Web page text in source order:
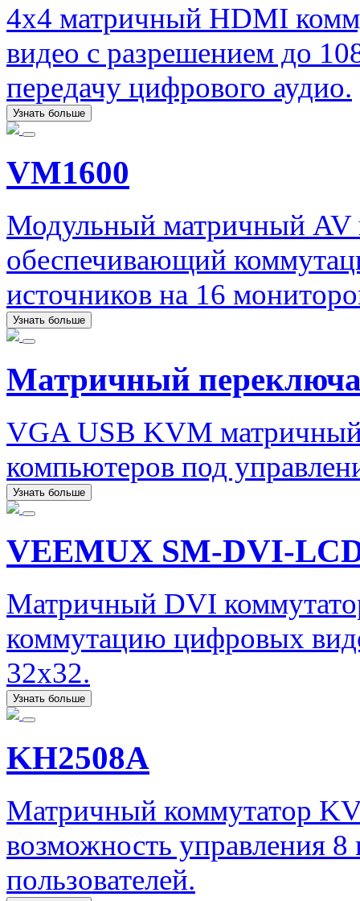
4x4 матричный HDMI
видео с разрешением до
передачу цифрового аудио.
Узнать больше
VM1600
Модульный матричный AV
обеспечивающий
источников на 16
Узнать больше
Матричный
VGA USB KVM матричный
компьютеров под
Узнать больше
VEEMUX SM-DVI-
Матричный DVI
коммутацию цифровых
32x32.
Узнать больше
KH2508A
Матричный коммутатор
возможность управления
пользователей.